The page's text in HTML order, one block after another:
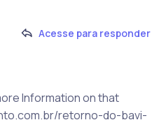
Acesse para responder
Information on that
retorno-do-bavi-